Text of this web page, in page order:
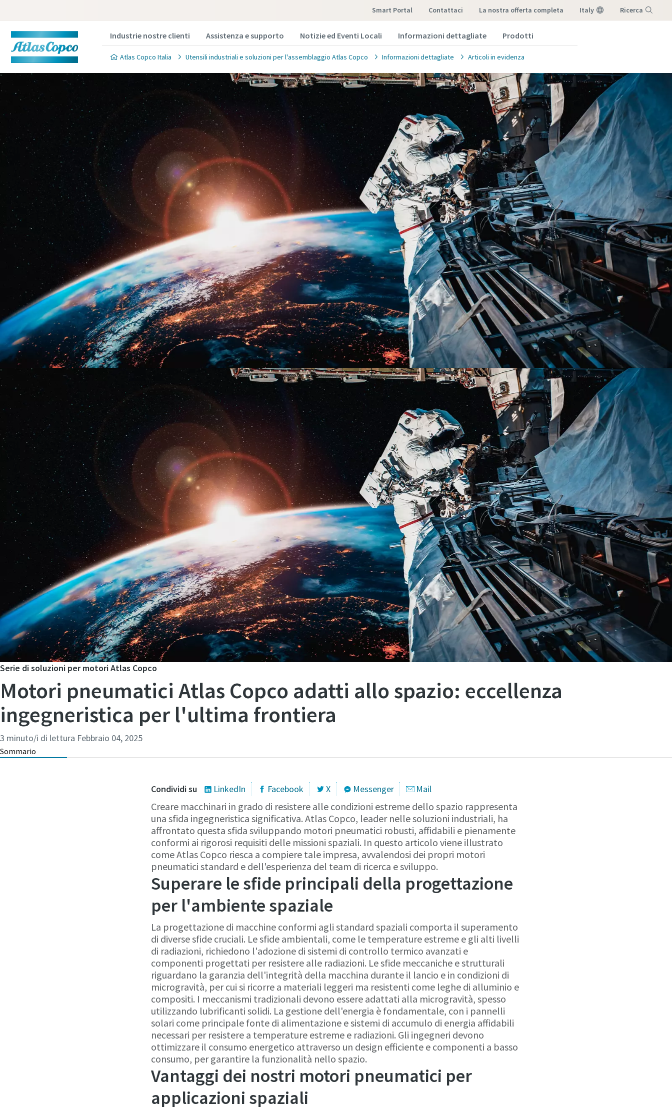
Smart Portal contattaci la nostra offerta completa Italy Ricerca
Industrie nostre clienti Assistenza e supporto Notizie ed Eventi Locali Informazioni dettagliate Prodotti
Atlas Copco Italia Utensili industriali e soluzioni per l'assemblaggio Atlas Copco Informazioni dettagliate Articoli in evidenza
Serie di soluzioni per motori Atlas Copco
Motori pneumatici Atlas Copco adatti allo spazio: eccellenza
ingegneristica per l'ultima frontiera
3 minuto/i di lettura Febbraio 04, 2025
Sommario
Condividi su LinkedIn Facebook X Messenger Mail
Creare macchinari in grado di resistere alle condizioni estreme dello spazio rappresenta
una sfida ingegneristica significativa. Atlas Copco, leader nelle soluzioni industriali, ha
affrontato questa sfida sviluppando motori pneumatici robusti, affidabili e pienamente
conformi ai rigorosi requisiti delle missioni spaziali. In questo articolo viene illustrato
come Atlas Copco riesca a compiere tale impresa, avvalendosi dei propri motori
pneumatici standard e dell'esperienza del team di ricerca e sviluppo.
Superare le sfide principali della progettazione
per l'ambiente spaziale
La progettazione di macchine conformi agli standard spaziali comporta il superamento
di diverse sfide cruciali. Le sfide ambientali, come le temperature estreme e gli alti livelli
di radiazioni, richiedono l'adozione di sistemi di controllo termico avanzati e
componenti progettati per resistere alle radiazioni. Le sfide meccaniche e strutturali
riguardano la garanzia dell'integrità della macchina durante il lancio e in condizioni di
microgravità, per cui si ricorre a materiali leggeri ma resistenti come leghe di alluminio e
compositi. I meccanismi tradizionali devono essere adattati alla microgravità, spesso
utilizzando lubrificanti solidi. La gestione dell'energia è fondamentale, con i pannelli
solari come principale fonte di alimentazione e sistemi di accumulo di energia affidabili
necessari per resistere a temperature estreme e radiazioni. Gli ingegneri devono
ottimizzare il consumo energetico attraverso un design efficiente e componenti a basso
consumo, per garantire la funzionalità nello spazio.
Vantaggi dei nostri motori pneumatici per
applicazioni spaziali